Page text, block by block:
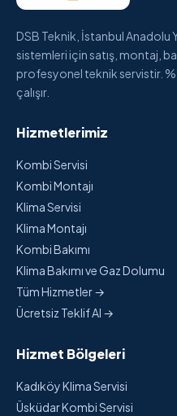
DSB Teknik, İstanbul Anadolu
sistemleri için satış, montaj,
profesyonel teknik servistir.
çalışır.
Hizmetlerimiz
Kombi Servisi
Kombi Montajı
Klima Servisi
Klima Montajı
Kombi Bakımı
Klima Bakımı ve Gaz Dolumu
Tüm Hizmetler →
Ücretsiz Teklif Al →
Hizmet Bölgeleri
Kadıköy Klima Servisi
Üsküdar Kombi Servisi